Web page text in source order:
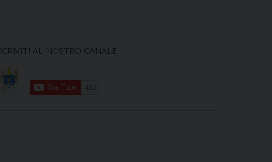
AL NOSTRO CANALE